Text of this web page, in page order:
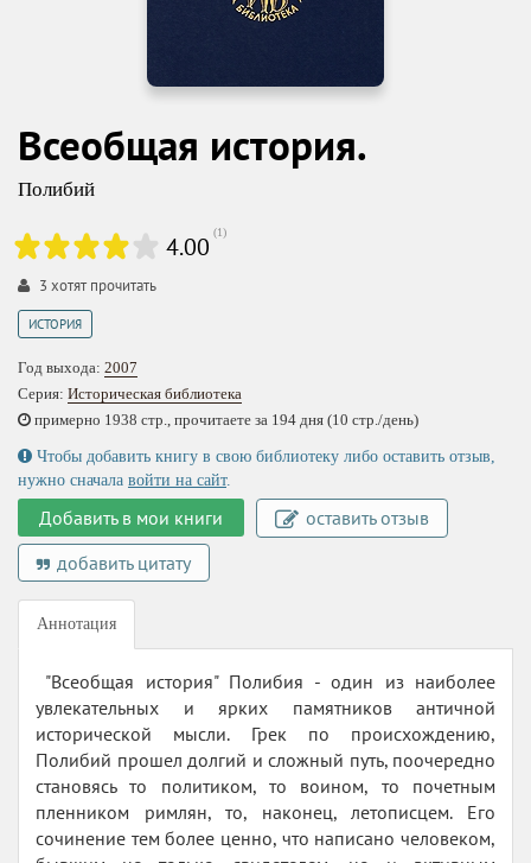
Всеобщая история.
Полибий
4.00 (1)
3 хотят прочитать
ИСТОРИЯ
Год выхода: 2007
Серия: Историческая библиотека
примерно 1938 стр., прочитаете за 194 дня (10 стр./день)
Чтобы добавить книгу в свою библиотеку либо оставить отзыв,
нужно сначала войти на сайт.
Добавить в мои книги
оставить отзыв
добавить цитату
Аннотация
"Всеобщая история" Полибия - один из наиболее
увлекательных и ярких памятников античной
исторической мысли. Грек по происхождению,
Полибий прошел долгий и сложный путь, поочередно
становясь то политиком, то воином, то почетным
пленником римлян, то, наконец, летописцем. Его
сочинение тем более ценно, что написано человеком,